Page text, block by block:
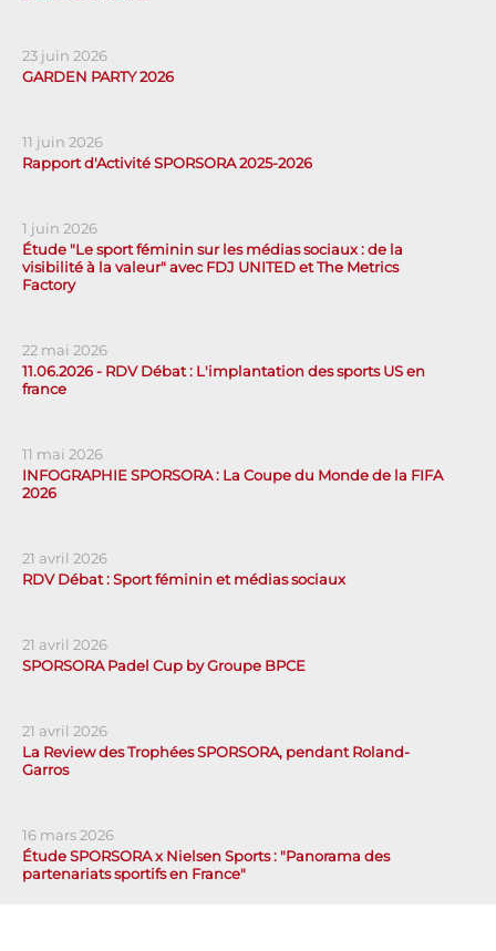
23 juin 2026
GARDEN PARTY 2026
11 juin 2026
Rapport d'Activité SPORSORA 2025-2026
1 juin 2026
Étude "Le sport féminin sur les médias sociaux : de la
visibilité à la valeur" avec FDJ UNITED et The Metrics
Factory
22 mai 2026
11.06.2026 - RDV Débat : L'implantation des sports US en
france
11 mai 2026
INFOGRAPHIE SPORSORA : La Coupe du Monde de la FIFA
2026
21 avril 2026
RDV Débat : Sport féminin et médias sociaux
21 avril 2026
SPORSORA Padel Cup by Groupe BPCE
21 avril 2026
La Review des Trophées SPORSORA, pendant Roland-
Garros
16 mars 2026
Étude SPORSORA x Nielsen Sports : "Panorama des
partenariats sportifs en France"